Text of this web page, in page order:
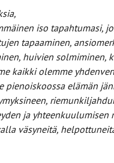
iso tapahtumasi,
tapaaminen,
huivien solmiminen,
kaikki olemme
pienoiskoossa elämän
ja yhteenkuulumisen
väsyneitä,